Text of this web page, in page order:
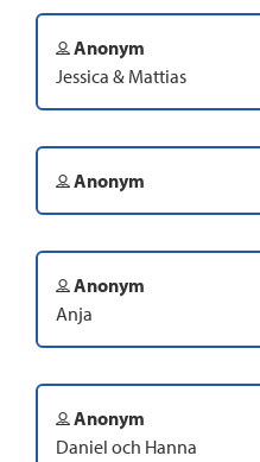
Anonym
Jessica & Mattias
Anonym
Anonym
Anja
Anonym
Daniel och Hanna